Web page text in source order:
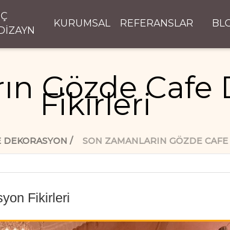
KURUMSAL REFERANSLAR
Gözde Cafe
Fikirleri
DEKORASYON SON ZAMANLARIN GÖZDE
Fikirleri